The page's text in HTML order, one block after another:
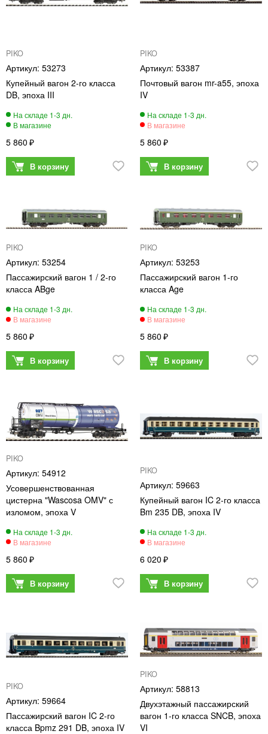
PIKO
53273
Купейный вагон 2-го класса
DB, эпоха III
5 860
PIKO
53387
Почтовый вагон mr-a55, эпоха
IV
5 860
PIKO
53254
Пассажирский вагон 1 / 2-го
класса ABge
5 860
PIKO
53253
Пассажирский вагон 1-го
класса Age
5 860
PIKO
54912
Усовершенствованная
цистерна "Wascosa OMV" с
изломом, эпоха V
5 860
PIKO
59663
Купейный вагон IC 2-го класса
Bm 235 DB, эпоха IV
6 020
PIKO
59664
Пассажирский вагон IC 2-го
класса Bpmz 291 DB, эпоха IV
PIKO
58813
Двухэтажный пассажирский
вагон 1-го класса SNCB, эпоха
VI